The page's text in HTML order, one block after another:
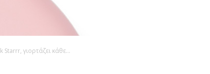
γιορτάζει κάθε...